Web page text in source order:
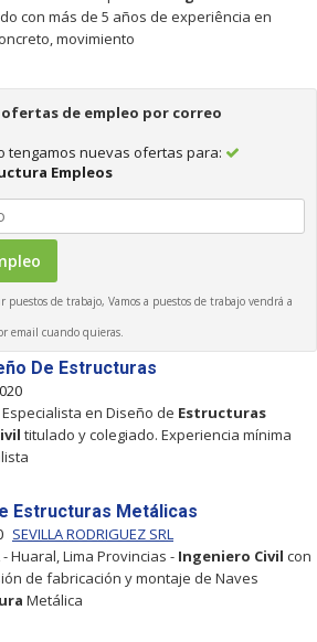
con más de 5 años de experiência en
movimiento
ofertas de empleo por correo
tengamos nuevas ofertas para:
Empleos
de trabajo, Vamos a puestos de trabajo vendrá a
email cuando quieras.
De Estructuras
en Diseño de Estructuras
titulado y colegiado. Experiencia mínima
Estructuras Metálicas
SEVILLA RODRIGUEZ SRL
- Huaral, Lima Provincias - Ingeniero Civil con
de fabricación y montaje de Naves
Metálica